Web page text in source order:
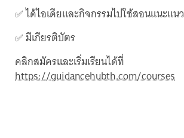
✅ ได้ไอเดียและกิจกรรมไปใช้สอนแนะแนว
✅ มีเกียรติบัตร
คลิกสมัครและเริ่มเรียนได้ที่
https://guidancehubth.com/courses